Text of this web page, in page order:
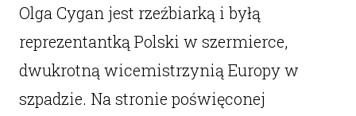
Olga Cygan jest rzeźbiarką i byłą
reprezentantką Polski w szermierce,
dwukrotną wicemistrzynią Europy w
szpadzie. Na stronie poświęconej